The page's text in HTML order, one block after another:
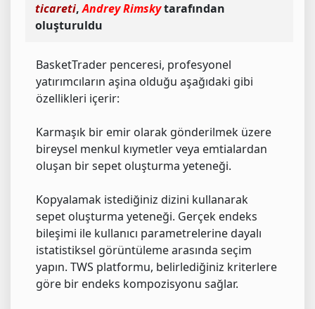
ticareti,Andrey Rimskytarafından
oluşturuldu
BasketTrader penceresi, profesyonel
yatırımcıların aşina olduğu aşağıdaki gibi
özellikleri içerir:
Karmaşık bir emir olarak gönderilmek üzere
bireysel menkul kıymetler veya emtialardan
oluşan bir sepet oluşturma yeteneği.
Kopyalamak istediğiniz dizini kullanarak
sepet oluşturma yeteneği. Gerçek endeks
bileşimi ile kullanıcı parametrelerine dayalı
istatistiksel görüntüleme arasında seçim
yapın. TWS platformu, belirlediğiniz kriterlere
göre bir endeks kompozisyonu sağlar.